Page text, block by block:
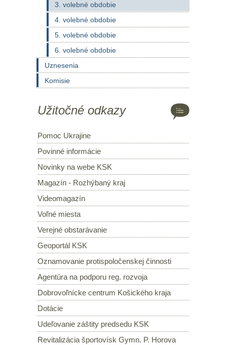
3. volebné obdobie
4. volebné obdobie
5. volebné obdobie
6. volebné obdobie
Uznesenia
Komisie
Užitočné odkazy
Pomoc Ukrajine
Povinné informácie
Novinky na webe KSK
Magazín - Rozhýbaný kraj
Videomagazín
Voľné miesta
Verejné obstarávanie
Geoportál KSK
Oznamovanie protispoločenskej činnosti
Agentúra na podporu reg. rozvoja
Dobrovoľnícke centrum Košického kraja
Dotácie
Udeľovanie záštity predsedu KSK
Revitalizácia športovísk Gymn. P. Horova